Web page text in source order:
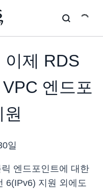
이제 RDS
엔드포
일
엔드포인트에 대한
6(IPv6) 지원 외에도